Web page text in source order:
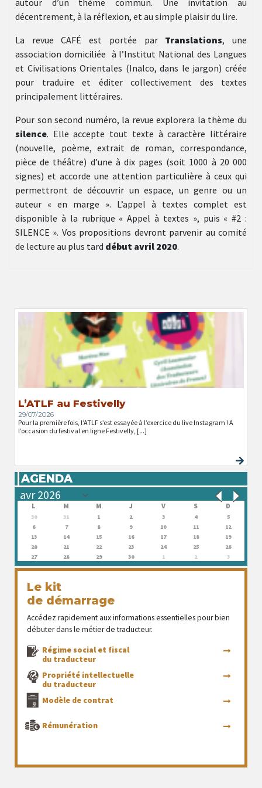
autour d’un thème commun. Une invitation au
décentrement, à la réflexion, et au simple plaisir du lire.
La revue CAFÉ est portée par Translations, une
association domiciliée à l’Institut National des Langues
et Civilisations Orientales (Inalco, dans le jargon) créée
pour traduire et éditer collectivement des textes
principalement littéraires.
Pour son second numéro, la revue explorera la thème du
silence. Elle accepte tout texte à caractère littéraire
(nouvelle, poème, extrait de roman, correspondance,
pièce de théâtre) d’une à dix pages (soit 1000 à 20 000
signes) et accorde une attention particulière à ceux qui
permettront de découvrir un espace, un genre ou un
auteur « en marge ». L’appel à textes complet est
disponible à la rubrique « Appel à textes », puis « #2 :
SILENCE ». Vos propositions devront parvenir au comité
de lecture au plus tard début avril 2020.
L’ATLF au Festivelly
29/07/2026
Pour la première fois, l’ATLF s’est essayée à l’exercice du live Instagram ! A
l’occasion du festival en ligne Festivelly, [...]
AGENDA
L M M J V S D
30 31 1 2 3 4
5
6
7 8 9 10 11
12
13
14 15 16 17 18
19
20
21 22 23 24 25
26
27
28 29 30 1 2 3
Le kit
de démarrage
Accédez rapidement aux informations essentielles pour bien
débuter dans le métier de traducteur.
Régime social et fiscal
du traducteur
Propriété intellectuelle
du traducteur
Modèle de contrat
Rémunération